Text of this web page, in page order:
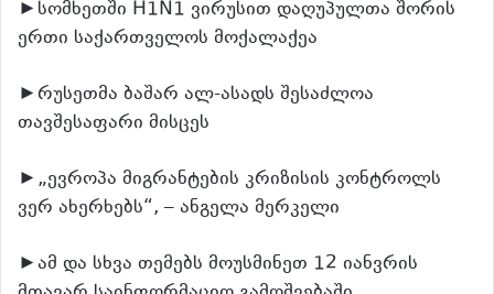
►სომხეთში H1N1 ვირუსით დაღუპულთა შორის
ერთი საქართველოს მოქალაქეა
►რუსეთმა ბაშარ ალ-ასადს შესაძლოა
თავშესაფარი მისცეს
►„ევროპა მიგრანტების კრიზისის კონტროლს
ვერ ახერხებს“, – ანგელა მერკელი
►ამ და სხვა თემებს მოუსმინეთ 12 იანვრის